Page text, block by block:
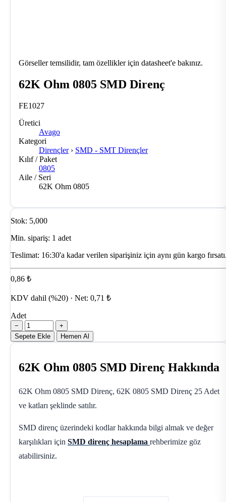
Görseller temsilidir, tam özellikler için datasheet'e bakınız.
62K Ohm 0805 SMD Direnç
FE1027
Üretici
Avago
Kategori
Dirençler › SMD - SMT Dirençler
Kılıf / Paket
0805
Aile / Seri
62K Ohm 0805
Stok: 5,000
Min. sipariş: 1 adet
Teslimat: 16:30'a kadar verilen siparişiniz için aynı gün kargo
0,86 ₺
KDV dahil (%20) · Net: 0,71 ₺
Adet
−
+
Sepete Ekle
Hemen Al
62K Ohm 0805 SMD Direnç Hakkında
62K Ohm 0805 SMD Direnç, 62K 0805 SMD Direnç 25 Adet
ve katları şeklinde satılır.
SMD direnç üzerindeki kodlar hakkında bilgi almak ve değer
karşılıkları için SMD direnç hesaplama rehberimize göz
atabilirsiniz.